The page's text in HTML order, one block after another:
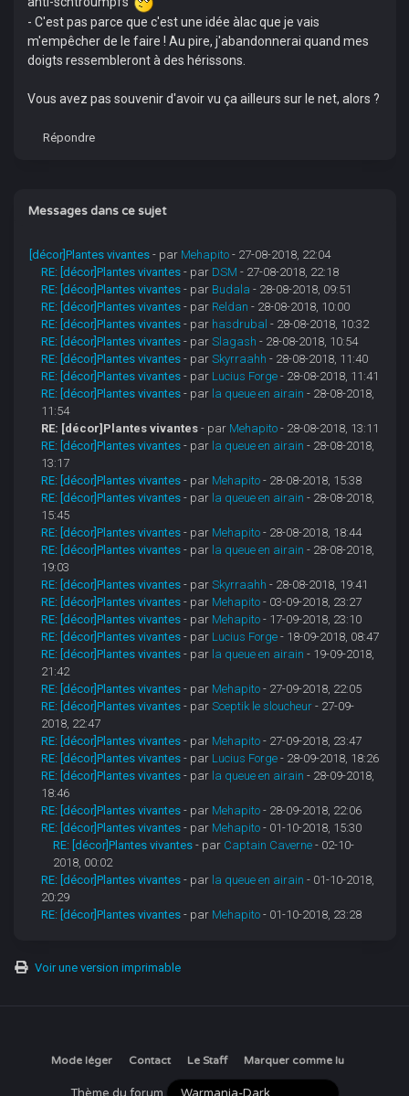
- C'est pas parce que c'est une idée àlac que je vais
m'empêcher de le faire ! Au pire, j'abandonnerai quand mes
doigts ressembleront à des hérissons.
Vous avez pas souvenir d'avoir vu ça ailleurs sur le net, alors ?
Répondre
Messages dans ce sujet
[décor]Plantes vivantes - par Mehapito - 27-08-2018, 22:04
RE: [décor]Plantes vivantes - par DSM - 27-08-2018, 22:18
RE: [décor]Plantes vivantes - par Budala - 28-08-2018, 09:51
RE: [décor]Plantes vivantes - par Reldan - 28-08-2018, 10:00
RE: [décor]Plantes vivantes - par hasdrubal - 28-08-2018, 10:32
RE: [décor]Plantes vivantes - parSlagash - 28-08-2018, 10:54
RE: [décor]Plantes vivantes - parSkyrraahh - 28-08-2018, 11:40
RE: [décor]Plantes vivantes - par Lucius Forge - 28-08-2018, 11:41
RE: [décor]Plantes vivantes - par la queue en airain - 28-08-2018,
11:54
RE: [décor]Plantes vivantes - par Mehapito - 28-08-2018, 13:11
RE: [décor]Plantes vivantes - par la queue en airain - 28-08-2018,
13:17
RE: [décor]Plantes vivantes - par Mehapito - 28-08-2018, 15:38
RE: [décor]Plantes vivantes - par la queue en airain - 28-08-2018,
15:45
RE: [décor]Plantes vivantes - par Mehapito - 28-08-2018, 18:44
RE: [décor]Plantes vivantes - par la queue en airain - 28-08-2018,
19:03
RE: [décor]Plantes vivantes - parSkyrraahh - 28-08-2018, 19:41
RE: [décor]Plantes vivantes - par Mehapito - 03-09-2018, 23:27
RE: [décor]Plantes vivantes - par Mehapito - 17-09-2018, 23:10
RE: [décor]Plantes vivantes - par Lucius Forge - 18-09-2018, 08:47
RE: [décor]Plantes vivantes - par la queue en airain - 19-09-2018,
21:42
RE: [décor]Plantes vivantes - par Mehapito - 27-09-2018, 22:05
RE: [décor]Plantes vivantes - parSceptik le sloucheur - 27-09-
2018, 22:47
RE: [décor]Plantes vivantes - par Mehapito - 27-09-2018, 23:47
RE: [décor]Plantes vivantes - par Lucius Forge - 28-09-2018, 18:26
RE: [décor]Plantes vivantes - par la queue en airain - 28-09-2018,
18:46
RE: [décor]Plantes vivantes - par Mehapito - 28-09-2018, 22:06
RE: [décor]Plantes vivantes - par Mehapito - 01-10-2018, 15:30
RE: [décor]Plantes vivantes - par Captain Caverne - 02-10-
2018, 00:02
RE: [décor]Plantes vivantes - par la queue en airain - 01-10-2018,
20:29
RE: [décor]Plantes vivantes - par Mehapito - 01-10-2018, 23:28
Voir une version imprimable
Mode léger Contact Le Staff Marquer comme lu